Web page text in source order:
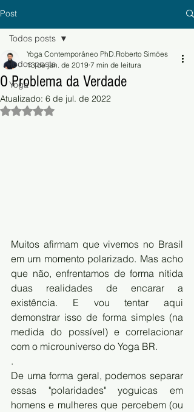
Post
Todos posts
Yoga
Todos posts
O Problema da Verdade
Yoga Contemporâneo PhD.Roberto Simões
13 de jan. de 2019 7 min de leitura
Atualizado: 6 de jul. de 2022
Avaliado com NaN de 5 estrelas.
Muitos afirmam que vivemos no Brasil
em um momento polarizado. Mas acho
que não, enfrentamos de forma nítida
duas realidades de encarar a
existência. E vou tentar aqui
demonstrar isso de forma simples (na
medida do possível) e correlacionar
com o microuniverso do Yoga BR.
.
De uma forma geral, podemos separar
essas "polaridades" yoguicas em
homens e mulheres que percebem (ou